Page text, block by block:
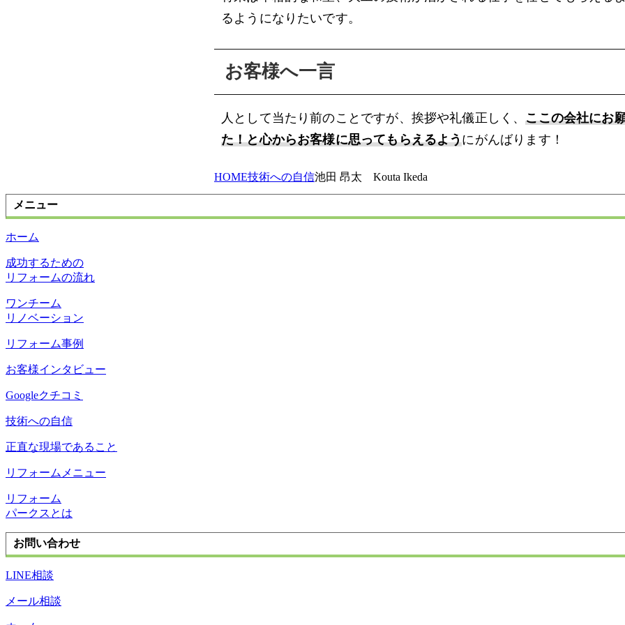
るようになりたいです。
お客様へ一言
人として当たり前のことですが、挨拶や礼儀正しく、ここの会社にお
た！と心からお客様に思ってもらえるようにがんばります！
HOME技術への自信池田 昂太 Kouta Ikeda
メニュー
ホーム
成功するための
リフォームの流れ
ワンチーム
リノベーション
リフォーム事例
お客様インタビュー
Googleクチコミ
技術への自信
正直な現場であること
リフォームメニュー
リフォーム
パークスとは
お問い合わせ
LINE相談
メール相談